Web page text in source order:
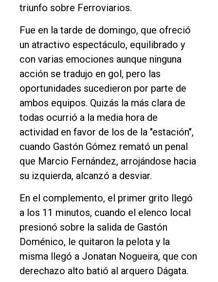
Deportes
Fúnebres
Edición
Empresa
Nosotros
Contacto
triunfo sobre Ferroviarios.
Fue en la tarde de domingo, que ofreció
un atractivo espectáculo, equilibrado y
con varias emociones aunque ninguna
acción se tradujo en gol, pero las
oportunidades sucedieron por parte de
ambos equipos. Quizás la más clara de
todas ocurrió a la media hora de
actividad en favor de los de la "estación",
cuando Gastón Gómez remató un penal
que Marcio Fernández, arrojándose hacia
su izquierda, alcanzó a desviar.
En el complemento, el primer grito llegó
a los 11 minutos, cuando el elenco local
presionó sobre la salida de Gastón
Doménico, le quitaron la pelota y la
misma llegó a Jonatan Nogueira, que con
derechazo alto batió al arquero Dágata.